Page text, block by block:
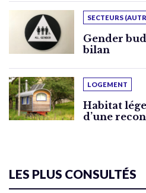
SECTEURS
Gender
bilan
LOGEMENT
Habitat
d’une
LES PLUS CONSULTÉS